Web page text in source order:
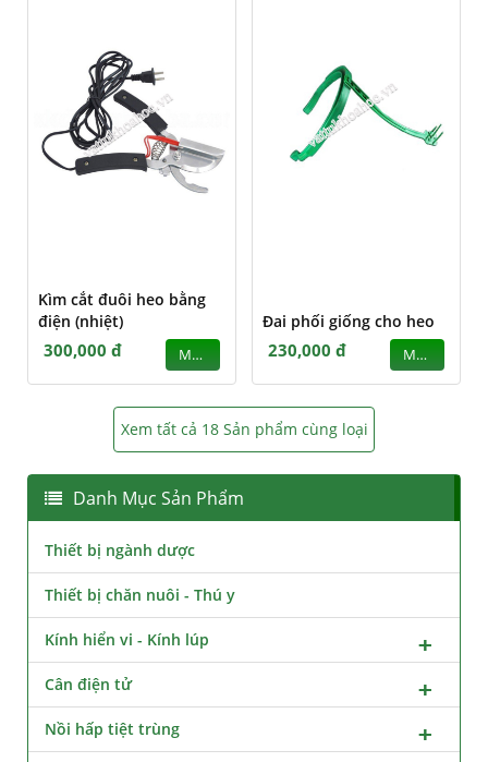
Kìm cắt đuôi heo bằng
điện (nhiệt)
300,000 đ MUA
Đai phối giống cho heo
230,000 đ MUA
Xem tất cả 18 Sản phẩm cùng loại
Danh Mục Sản Phẩm
Thiết bị ngành dược
Thiết bị chăn nuôi - Thú y
Kính hiển vi - Kính lúp
Cân điện tử
Nồi hấp tiệt trùng